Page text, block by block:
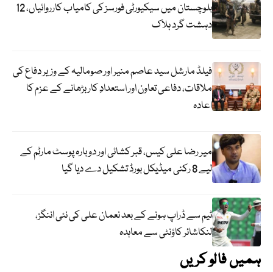
بلوچستان میں سیکیورٹی فورسز کی کامیاب کارروائیاں، 12
دہشت گرد ہلاک
فیلڈ مارشل سید عاصم منیر اور صومالیہ کے وزیر دفاع کی
ملاقات، دفاعی تعاون اور استعدادِ کار بڑھانے کے عزم کا
اعادہ
میر رضا علی کیس، قبر کشائی اور دوبارہ پوسٹ مارٹم کے
لیے 8 رکنی میڈیکل بورڈ تشکیل دے دیا گیا
ٹیم سے ڈراپ ہونے کے بعد نعمان علی کی نئی اننگز،
لنکاشائر کاؤنٹی سے معاہدہ
ہمیں فالو کریں